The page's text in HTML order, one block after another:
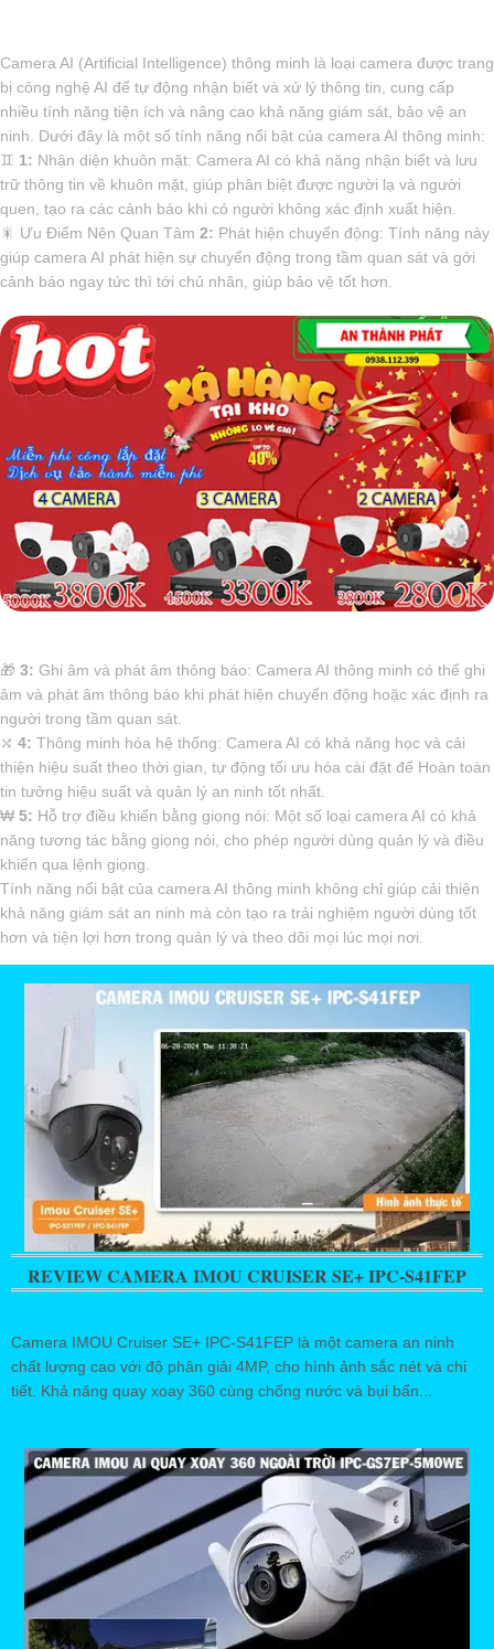
Camera AI (Artificial Intelligence) thông minh là loại camera được trang
bị công nghệ AI để tự động nhận biết và xử lý thông tin, cung cấp
nhiều tính năng tiện ích và nâng cao khả năng giám sát, bảo vệ an
ninh. Dưới đây là một số tính năng nổi bật của camera AI thông minh:
♊ 1: Nhận diện khuôn mặt: Camera AI có khả năng nhận biết và lưu
trữ thông tin về khuôn mặt, giúp phân biệt được người lạ và người
quen, tạo ra các cảnh báo khi có người không xác định xuất hiện.
🎇 Ưu Điểm Nên Quan Tâm 2: Phát hiện chuyển động: Tính năng này
giúp camera AI phát hiện sự chuyển động trong tầm quan sát và gởi
cảnh báo ngay tức thì tới chủ nhân, giúp bảo vệ tốt hơn.
🎁 3: Ghi âm và phát âm thông báo: Camera AI thông minh có thể ghi
âm và phát âm thông báo khi phát hiện chuyển động hoặc xác định ra
người trong tầm quan sát.
⤭ 4: Thông minh hóa hệ thống: Camera AI có khả năng học và cải
thiện hiệu suất theo thời gian, tự động tối ưu hóa cài đặt để Hoàn toàn
tin tưởng hiệu suất và quản lý an ninh tốt nhất.
₩ 5: Hỗ trợ điều khiển bằng giọng nói: Một số loại camera AI có khả
năng tương tác bằng giọng nói, cho phép người dùng quản lý và điều
khiển qua lệnh giọng.
Tính năng nổi bật của camera AI thông minh không chỉ giúp cải thiện
khả năng giám sát an ninh mà còn tạo ra trải nghiệm người dùng tốt
hơn và tiện lợi hơn trong quản lý và theo dõi mọi lúc mọi nơi.
REVIEW CAMERA IMOU CRUISER SE+ IPC-S41FEP
Camera IMOU Cruiser SE+ IPC-S41FEP là một camera an ninh
chất lượng cao với độ phân giải 4MP, cho hình ảnh sắc nét và chi
tiết. Khả năng quay xoay 360 cùng chống nước và bụi bẩn...